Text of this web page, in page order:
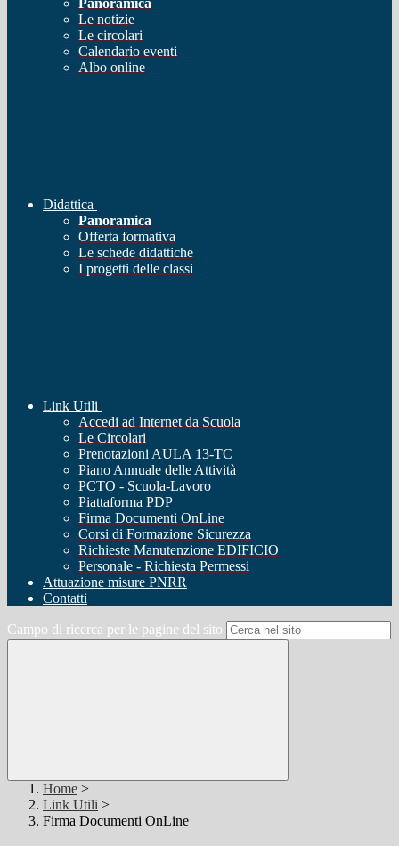
Panoramica
Le notizie
Le circolari
Calendario eventi
Albo online
Didattica
Panoramica
Offerta formativa
Le schede didattiche
I progetti delle classi
Link Utili
Accedi ad Internet da Scuola
Le Circolari
Prenotazioni AULA 13-TC
Piano Annuale delle Attività
PCTO - Scuola-Lavoro
Piattaforma PDP
Firma Documenti OnLine
Corsi di Formazione Sicurezza
Richieste Manutenzione EDIFICIO
Personale - Richiesta Permessi
Attuazione misure PNRR
Contatti
Campo di ricerca per le pagine del sito
Home >
Link Utili >
Firma Documenti OnLine